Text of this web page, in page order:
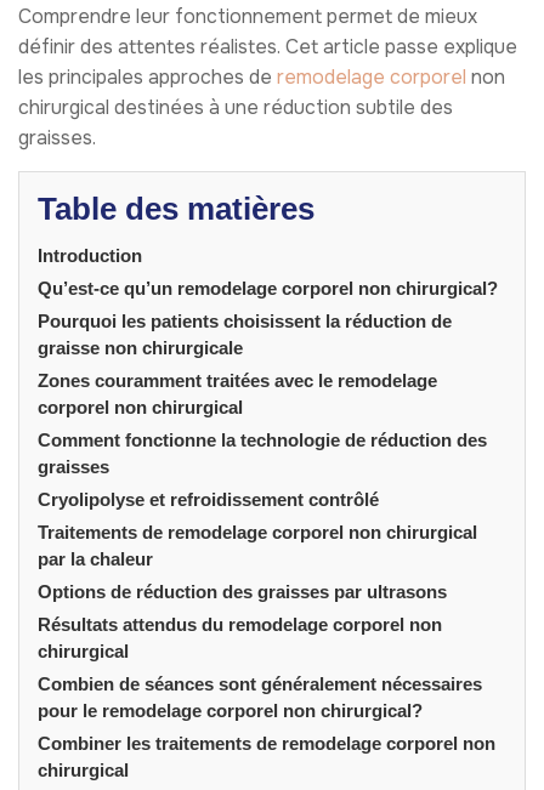
Comprendre leur fonctionnement permet de mieux
définir des attentes réalistes. Cet article passe explique
les principales approches de remodelage corporel non
chirurgical destinées à une réduction subtile des
graisses.
Table des matières
Introduction
Qu’est-ce qu’un remodelage corporel non chirurgical?
Pourquoi les patients choisissent la réduction de
graisse non chirurgicale
Zones couramment traitées avec le remodelage
corporel non chirurgical
Comment fonctionne la technologie de réduction des
graisses
Cryolipolyse et refroidissement contrôlé
Traitements de remodelage corporel non chirurgical
par la chaleur
Options de réduction des graisses par ultrasons
Résultats attendus du remodelage corporel non
chirurgical
Combien de séances sont généralement nécessaires
pour le remodelage corporel non chirurgical?
Combiner les traitements de remodelage corporel non
chirurgical